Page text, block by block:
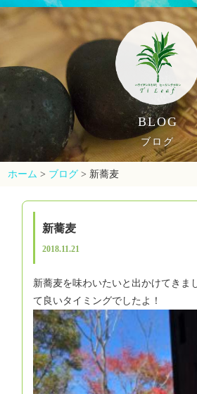
BLOG
ブログ
ホーム > ブログ > 新蕎麦
新蕎麦
2018.11.21
新蕎麦を味わいたいと出かけてきま
て良いタイミングでしたよ！